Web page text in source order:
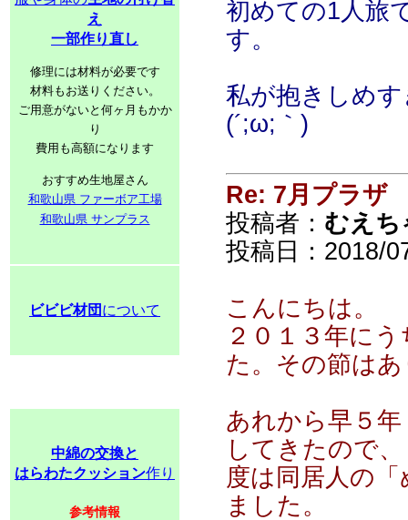
え
一部作り直し
修理には材料が必要です
材料もお送りください。
ご用意がないと何ヶ月もかか
り
費用も高額になります
おすすめ生地屋さん
和歌山県 ファーボア工場
和歌山県 サンプラス
ビビビ材団 について
中綿の交換と
はらわたクッション作り
参考情報
初めての1人旅
す。
私が抱きしめ
(´;ω;｀)
Re: 7月プラザ
投稿者： むえち
投稿日：2018/
こんにちは。
２０１３年に
た。その節は
あれから早５
してきたので
度は同居人の
ました。